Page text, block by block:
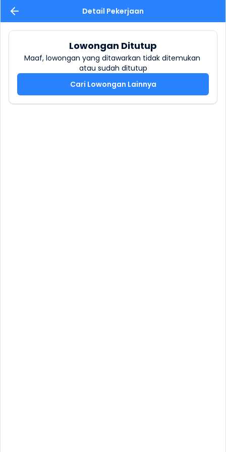
Detail Pekerjaan
Lowongan Ditutup
Maaf, lowongan yang ditawarkan tidak ditemukan
atau sudah ditutup
Cari Lowongan Lainnya